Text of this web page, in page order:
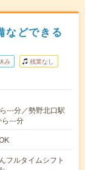
などできる
み 残業なし
---分／勢野北口駅
---分
ルタイムシフト